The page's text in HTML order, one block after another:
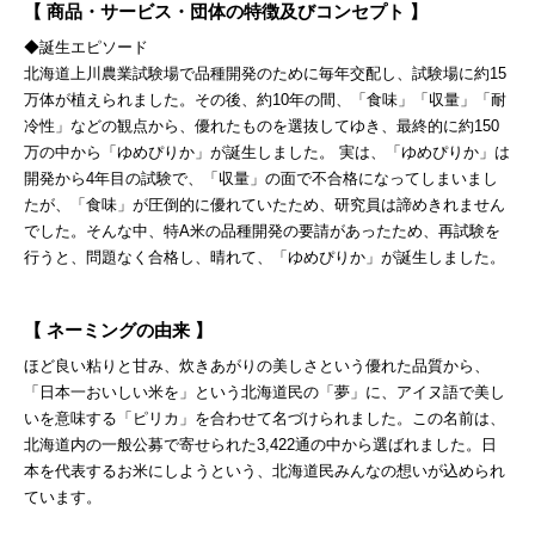
【 商品・サービス・団体の特徴及びコンセプト 】
◆誕生エピソード
北海道上川農業試験場で品種開発のために毎年交配し、試験場に約15
万体が植えられました。その後、約10年の間、「食味」「収量」「耐
冷性」などの観点から、優れたものを選抜してゆき、最終的に約150
万の中から「ゆめぴりか」が誕生しました。 実は、「ゆめぴりか」は
開発から4年目の試験で、「収量」の面で不合格になってしまいまし
たが、「食味」が圧倒的に優れていたため、研究員は諦めきれません
でした。そんな中、特A米の品種開発の要請があったため、再試験を
行うと、問題なく合格し、晴れて、「ゆめぴりか」が誕生しました。
【 ネーミングの由来 】
ほど良い粘りと甘み、炊きあがりの美しさという優れた品質から、
「日本一おいしい米を」という北海道民の「夢」に、アイヌ語で美し
いを意味する「ピリカ」を合わせて名づけられました。この名前は、
北海道内の一般公募で寄せられた3,422通の中から選ばれました。日
本を代表するお米にしようという、北海道民みんなの想いが込められ
ています。